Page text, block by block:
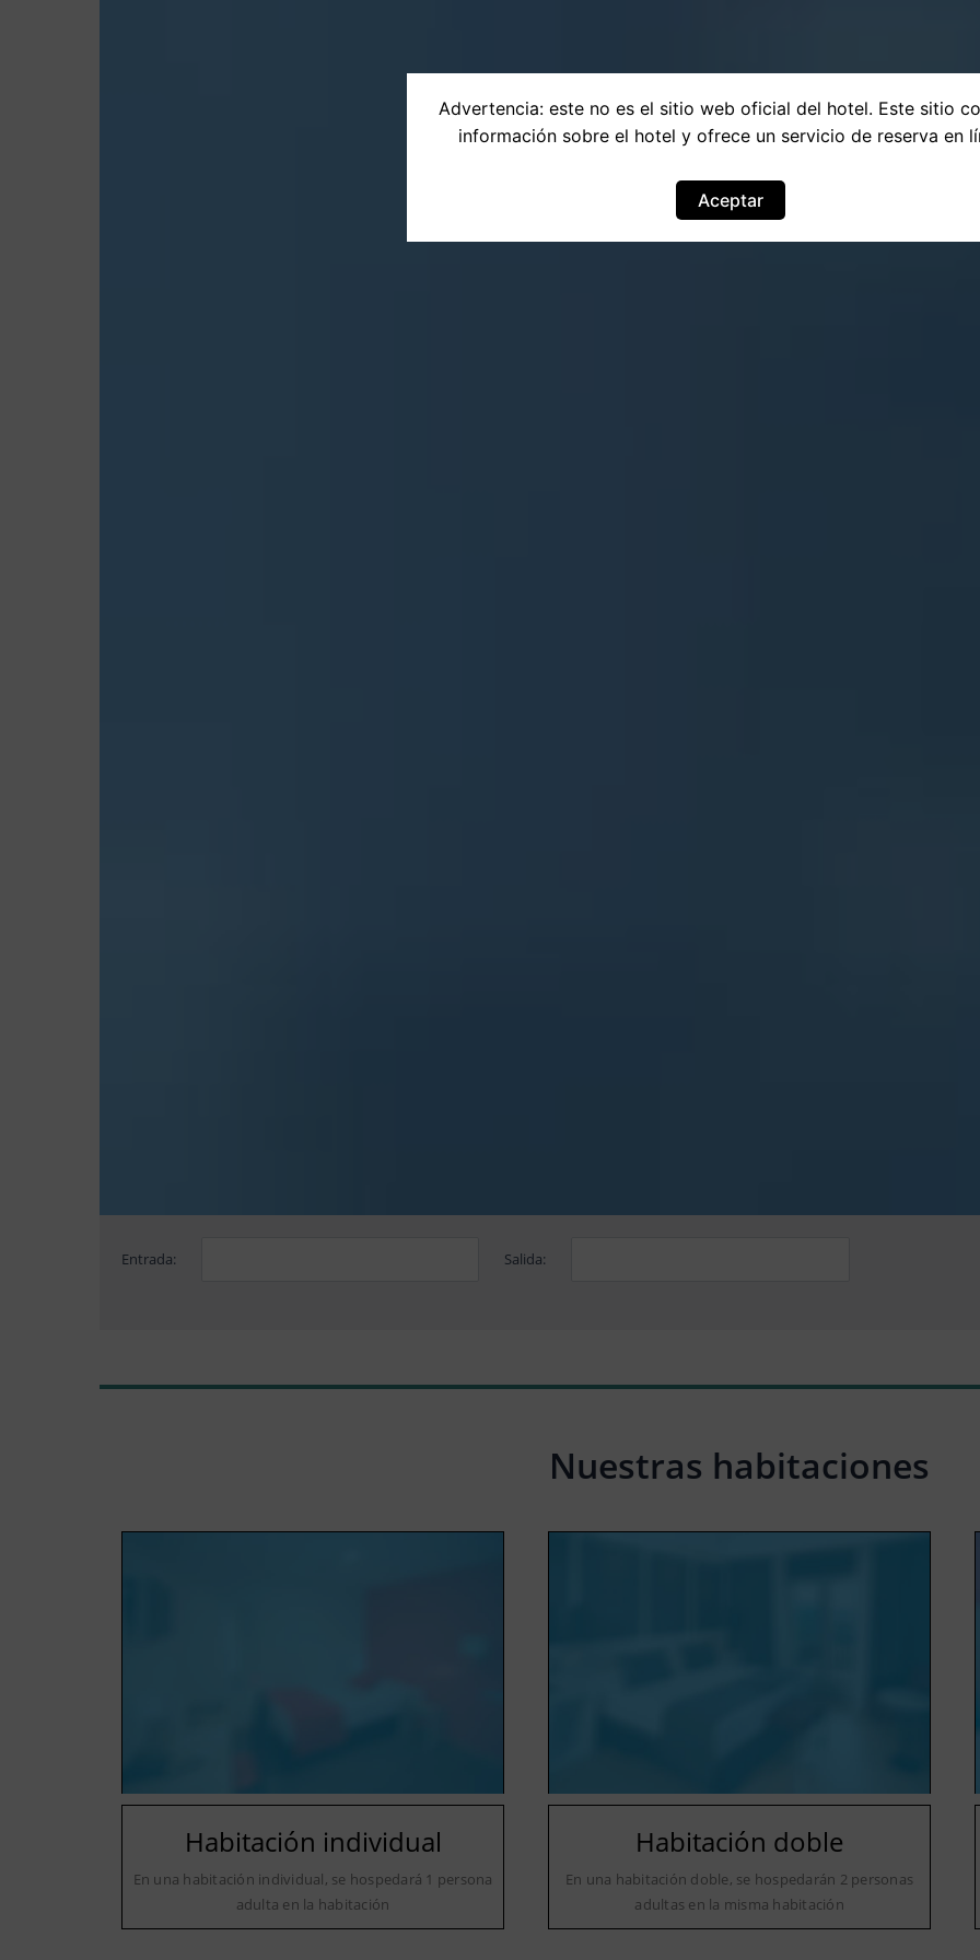
Entrada: Salida:
Nuestras habitaciones
Habitación individual
En una habitación individual, se hospedará 1 persona
adulta en la habitación
Habitación doble
En una habitación doble, se hospedarán 2 personas
adultas en la misma habitación
Advertencia: este no es el sitio web oficial del hotel. Este sitio
información sobre el hotel y ofrece un servicio de reserva en
Aceptar